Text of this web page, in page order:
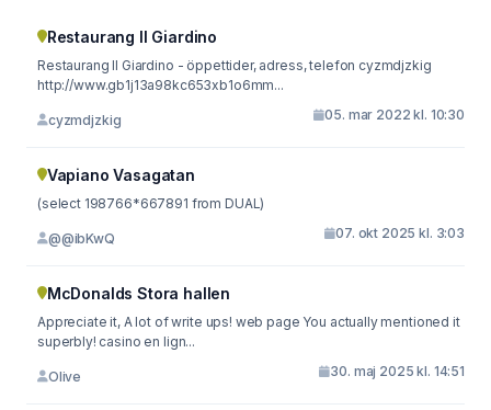
Restaurang Il Giardino
Restaurang Il Giardino - öppettider, adress, telefon cyzmdjzkig
http://www.gb1j13a98kc653xb1o6mm...
cyzmdjzkig 05. mar 2022 kl. 10:30
Vapiano Vasagatan
(select 198766*667891 from DUAL)
@@ibKwQ 07. okt 2025 kl. 3:03
McDonalds Stora hallen
Appreciate it, A lot of write ups! web page You actually mentioned it
superbly! casino en lign...
Olive 30. maj 2025 kl. 14:51